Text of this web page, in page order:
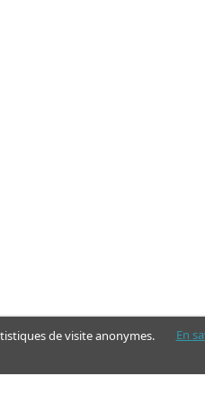
de visite anonymes. En